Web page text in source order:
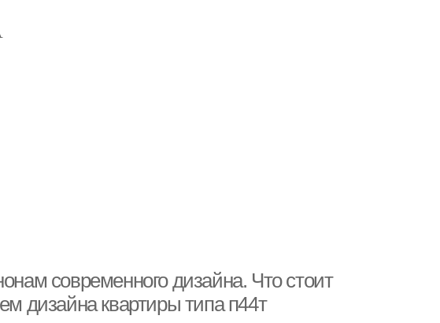
современного дизайна. Что стоит
дизайна квартиры типа п44т